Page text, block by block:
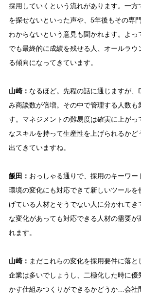
採用していくという流れがあります。一方
を探せないといった声や、5年後もその専
わからないという意見も聞かれます。よっ
でも最終的に成績を残せる人、オールラウ
る傾向になってきています。
山崎： なるほど。先程の話に通じますが、
み商談数が倍増。その中で管理する人数も
す。マネジメントの難易度は確実に上がっ
なスキルを持って生産性を上げられるかど
出てきていますね。
飯田： おっしゃる通りで、採用のキーワー
環境の変化にも対応できて新しいツールを
げている人材とそうでない人に分かれてき
な変化があっても対応できる人材の需要が
れます。
山崎： まだこれらの変化を採用要件に落
企業は多いでしょうし、二極化した時に優
かす仕組みつくりができるかどうか…会社